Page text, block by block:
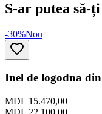
S-ar putea să-
-30%Nou
Inel de logodna
MDL 15.470,00
MDL 22.100,00